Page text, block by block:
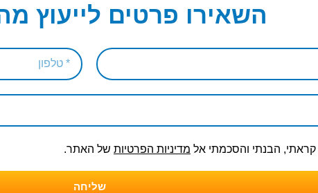
השאירו פרטים לייעוץ
הבנתי והסכמתי אל מדיניות הפרטיות של האתר.
שליחה